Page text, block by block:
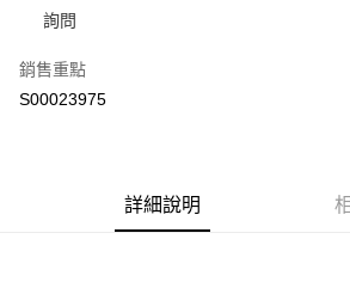
ATM付款
運送方式
全家取貨付款
每筆NT$60，滿NT$499(含以上)免運費
詢問
銷售重點
S00023975
詳細說明